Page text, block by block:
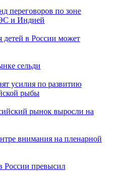
переговоров по зоне
и Индией
в России может
сельди
усилия по развитию
рыбы
рынок выросли на
внимания на пленарной
России превысил